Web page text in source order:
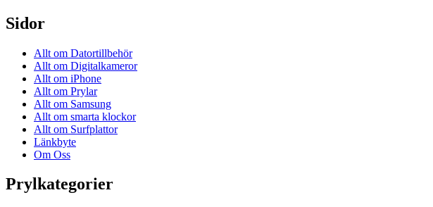
Sidor
Allt om Datortillbehör
Allt om Digitalkameror
Allt om iPhone
Allt om Prylar
Allt om Samsung
Allt om smarta klockor
Allt om Surfplattor
Länkbyte
Om Oss
Prylkategorier